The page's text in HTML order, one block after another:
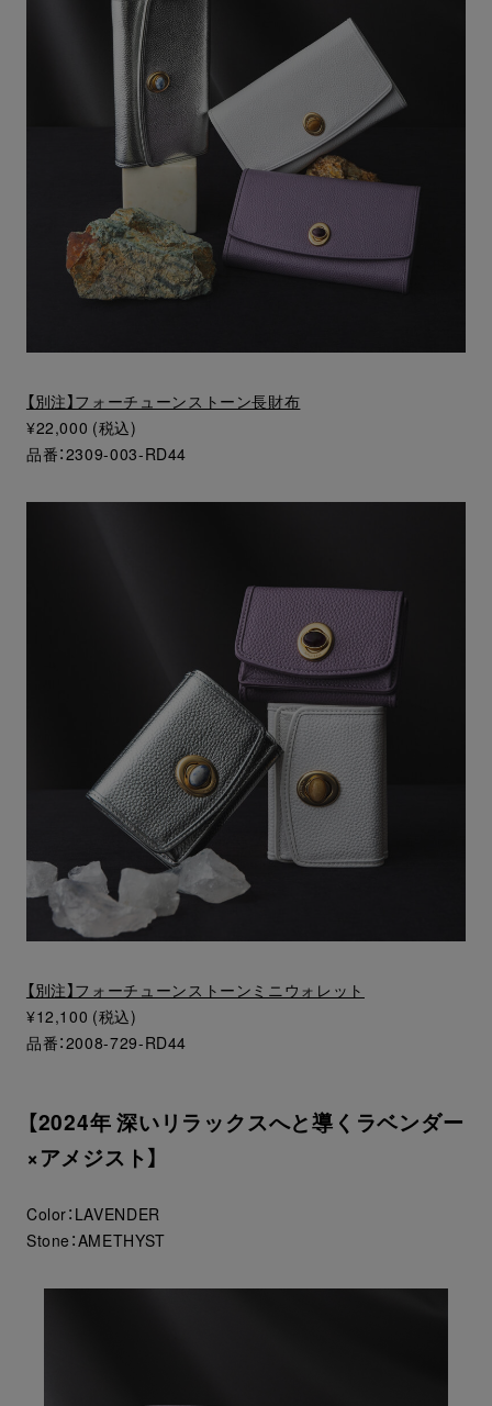
【別注】フォーチューンストーン長財布
¥22,000 (税込)
品番：2309-003-RD44
【別注】フォーチューンストーンミニウォレット
¥12,100 (税込)
品番：2008-729-RD44
【2024年 深いリラックスへと導くラベンダー
×アメジスト】
Color：LAVENDER
Stone：AMETHYST